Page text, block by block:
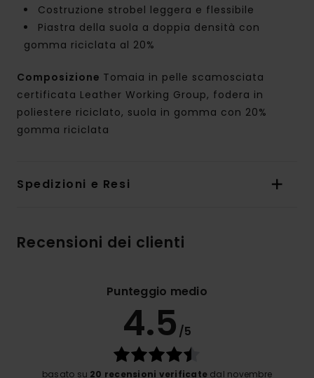
Costruzione strobel leggera e flessibile
Piastra della suola a doppia densità con
gomma riciclata al 20%
Composizione Tomaia in pelle scamosciata
certificata Leather Working Group, fodera in
poliestere riciclato, suola in gomma con 20%
gomma riciclata
Spedizioni e Resi
Recensioni dei clienti
Punteggio medio
4.5 /5
basato su 20 recensioni verificate dal novembre